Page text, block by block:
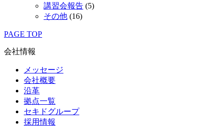
講習会報告 (5)
その他 (16)
PAGE TOP
会社情報
メッセージ
会社概要
沿革
拠点一覧
セキドグループ
採用情報